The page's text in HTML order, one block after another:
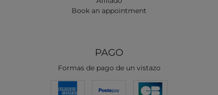
Book an appointment
PAGO
Formas de pago de un vistazo